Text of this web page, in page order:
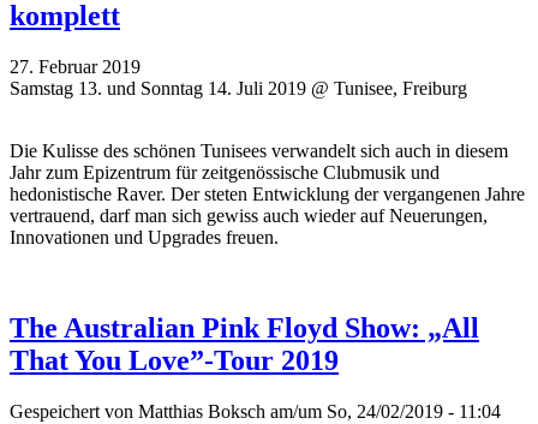
komplett
27. Februar 2019
Samstag 13. und Sonntag 14. Juli 2019 @ Tunisee, Freiburg
Die Kulisse des schönen Tunisees verwandelt sich auch in diesem
Jahr zum Epizentrum für zeitgenössische Clubmusik und
hedonistische Raver. Der steten Entwicklung der vergangenen Jahre
vertrauend, darf man sich gewiss auch wieder auf Neuerungen,
Innovationen und Upgrades freuen.
The Australian Pink Floyd Show: „All
That You Love”-Tour 2019
Gespeichert von Matthias Boksch am/um So, 24/02/2019 - 11:04